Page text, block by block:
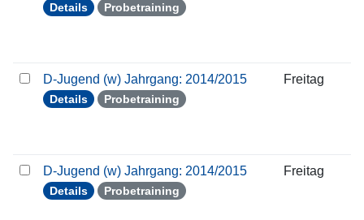
Details Probetraining
D-Jugend (w) Jahrgang: 2014/2015
Details Probetraining
Freitag
D-Jugend (w) Jahrgang: 2014/2015
Details Probetraining
Freitag